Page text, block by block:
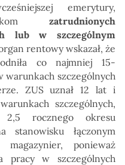
emerytury,
zatrudnionych
lub w szczególnym
rentowy wskazał, że
co najmniej 15-
szczególnych
ZUS uznał 12 lat i
szczególnych,
2,5 rocznego okresu
łączonym
ponieważ
pracy w szczególnych